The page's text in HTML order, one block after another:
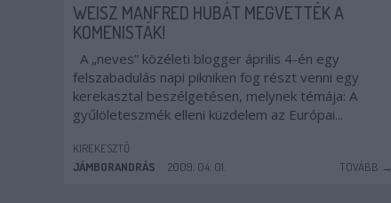
WEISZ MANFRED HUBÁT MEGVETTÉK A
KOMENISTÁK!
A „neves” közéleti blogger április 4-én egy
felszabadulás napi pikniken fog részt venni egy
kerekasztal beszélgetésen, melynek témája: A
gyűlöleteszmék elleni küzdelem az Európai...
KIREKESZTŐ
JÁMBORANDRÁS
2009. 04. 01. TOVÁBB →